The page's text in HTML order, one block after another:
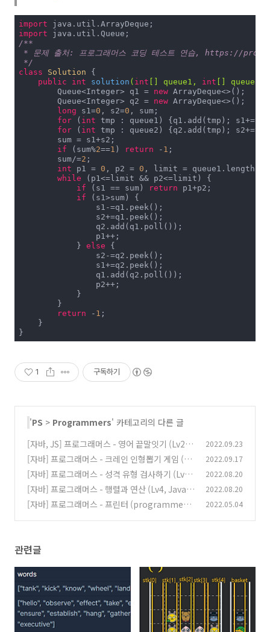
import
import
/**
* 문제 출처: 프로그래머스 코딩 테스트 연습, https://
*/
class
Solution
{
public
int solution ( int [] queue1, int [] queue2)
        Queue<Integer> q1 =
new ArrayDeque<>();
        Queue<Integer> q2 =
new ArrayDeque<>();
long s1=0 , s2=0 , sum;
for ( int tmp : queue1) {q1.add(tmp);
for ( int tmp : queue2) {q2.add(tmp);
        sum = s1+s2;
if (sum%2==1 ) return - 1 ;
        sum/=
2 ;
int p1 = 0 , p2 = 0 , limit = queue1.length*
while (p1<=limit && p2<=limit) {
if (s1 == sum) return p1+p2;
if (s1>sum) {
                s1-=q1.peek();
                s2+=q1.peek();
                q2.add(q1.poll());
                p1++;
            }
else {
                s2-=q2.peek();
                s1+=q2.peek();
                q1.add(q2.poll());
                p2++;
            }
        }
return - 1 ;
    }
}
1 구독하기
'PS > Programmers' 카테고리의 다른 글
[자바, JS] 프로그래머스 - 영어 끝말잇기 (Lv2, J
ava, JavaScript)
(0)
2022.09.23
[자바] 프로그래머스 - 크레인 인형뽑기 게임 (Lv
1, Java) (0)
2022.09.17
[자바] 프로그래머스 - 성격 유형 검사하기 (Lv1,
Java) (2)
2022.08.20
[자바] 프로그래머스 - 행렬과 연산 (Lv4, Java)
(2)
2022.08.20
[자바] 프로그래머스 - 프린터 (programmers
2022.05.04
관련글